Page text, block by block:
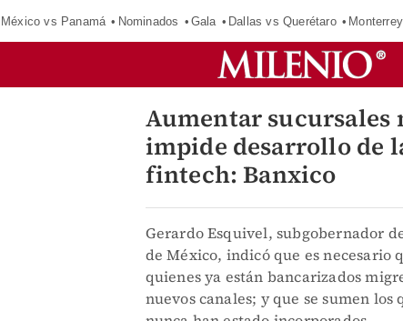
México vs Panamá Nominados Gala Dallas vs Querétaro
Aumentar sucursales
impide desarrollo de
fintech: Banxico
Gerardo Esquivel, subgobernador
de México, indicó que es necesario
quienes ya están bancarizados
nuevos canales; y que se sumen los